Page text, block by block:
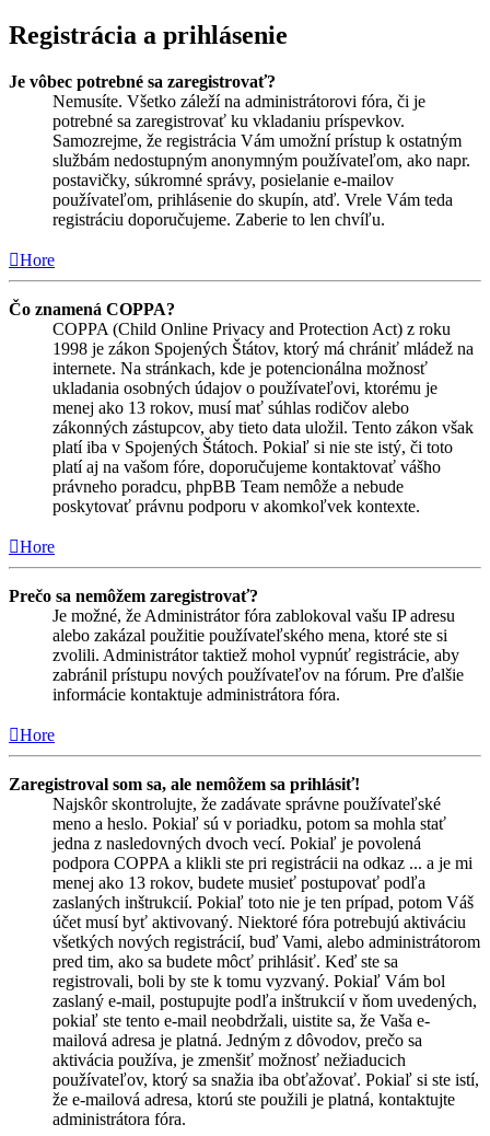
Registrácia a prihlásenie
Je vôbec potrebné sa zaregistrovať?
Nemusíte. Všetko záleží na administrátorovi fóra, či je
potrebné sa zaregistrovať ku vkladaniu príspevkov.
Samozrejme, že registrácia Vám umožní prístup k ostatným
službám nedostupným anonymným používateľom, ako napr.
postavičky, súkromné správy, posielanie e-mailov
používateľom, prihlásenie do skupín, atď. Vrele Vám teda
registráciu doporučujeme. Zaberie to len chvíľu.
Hore
Čo znamená COPPA?
COPPA (Child Online Privacy and Protection Act) z roku
1998 je zákon Spojených Štátov, ktorý má chrániť mládež na
internete. Na stránkach, kde je potencionálna možnosť
ukladania osobných údajov o používateľovi, ktorému je
menej ako 13 rokov, musí mať súhlas rodičov alebo
zákonných zástupcov, aby tieto data uložil. Tento zákon však
platí iba v Spojených Štátoch. Pokiaľ si nie ste istý, či toto
platí aj na vašom fóre, doporučujeme kontaktovať vášho
právneho poradcu, phpBB Team nemôže a nebude
poskytovať právnu podporu v akomkoľvek kontexte.
Hore
Prečo sa nemôžem zaregistrovať?
Je možné, že Administrátor fóra zablokoval vašu IP adresu
alebo zakázal použitie používateľského mena, ktoré ste si
zvolili. Administrátor taktiež mohol vypnúť registrácie, aby
zabránil prístupu nových používateľov na fórum. Pre ďalšie
informácie kontaktuje administrátora fóra.
Hore
Zaregistroval som sa, ale nemôžem sa prihlásiť!
Najskôr skontrolujte, že zadávate správne používateľské
meno a heslo. Pokiaľ sú v poriadku, potom sa mohla stať
jedna z nasledovných dvoch vecí. Pokiaľ je povolená
podpora COPPA a klikli ste pri registrácii na odkaz ... a je mi
menej ako 13 rokov, budete musieť postupovať podľa
zaslaných inštrukcií. Pokiaľ toto nie je ten prípad, potom Váš
účet musí byť aktivovaný. Niektoré fóra potrebujú aktiváciu
všetkých nových registrácií, buď Vami, alebo administrátorom
pred tim, ako sa budete môcť prihlásiť. Keď ste sa
registrovali, boli by ste k tomu vyzvaný. Pokiaľ Vám bol
zaslaný e-mail, postupujte podľa inštrukcií v ňom uvedených,
pokiaľ ste tento e-mail neobdržali, uistite sa, že Vaša e-
mailová adresa je platná. Jedným z dôvodov, prečo sa
aktivácia používa, je zmenšiť možnosť nežiaducich
používateľov, ktorý sa snažia iba obťažovať. Pokiaľ si ste istí,
že e-mailová adresa, ktorú ste použili je platná, kontaktujte
administrátora fóra.